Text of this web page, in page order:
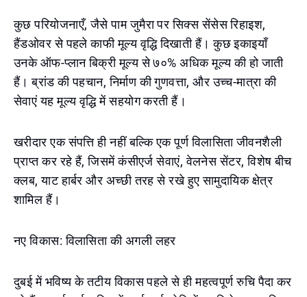
कुछ परियोजनाएँ, जैसे पाम जुमैरा पर सिक्स सेंसेस रिहाइश,
हैंडओवर से पहले काफी मूल्य वृद्धि दिखाती हैं। कुछ इकाइयाँ
उनके ऑफ-प्लान बिक्री मूल्य से ७०% अधिक मूल्य की हो जाती
हैं। ब्रांड की पहचान, निर्माण की गुणवत्ता, और उच्च-मात्रा की
सेवाएं यह मूल्य वृद्धि में सहयोग करती हैं।
खरीदार एक संपत्ति ही नहीं बल्कि एक पूर्ण विलासिता जीवनशैली
प्राप्त कर रहे हैं, जिसमें कंसीएर्ज सेवाएं, वेलनेस सेंटर, विशेष बीच
क्लब, याट हार्बर और अच्छी तरह से रखे हुए सामुदायिक क्षेत्र
शामिल हैं।
नए विकास: विलासिता की अगली लहर
दुबई में भविष्य के तटीय विकास पहले से ही महत्वपूर्ण रुचि पैदा कर